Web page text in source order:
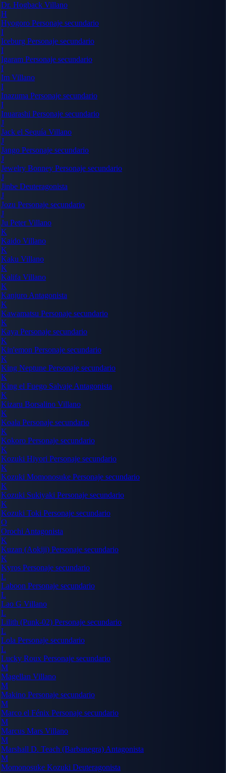
Dr. Hogback Villano
H
Hyogoro Personaje secundario
I
Iceburg Personaje secundario
I
Igaram Personaje secundario
I
Im Villano
I
Inazuma Personaje secundario
I
Inuarashi Personaje secundario
J
Jack el Sequía Villano
J
Jango Personaje secundario
J
Jewelry Bonney Personaje secundario
J
Jinbe Deuteragonista
J
Jozu Personaje secundario
J
Ju PeterVillano
K
Kaido Villano
K
Kaku Villano
K
Kalifa Villano
K
Kanjuro Antagonista
K
Kawamatsu Personaje secundario
K
Kaya Personaje secundario
K
Kin'emon Personaje secundario
K
King Neptune Personaje secundario
K
King el Fuego Salvaje Antagonista
K
Kizaru Borsalino Villano
K
Koala Personaje secundario
K
Kokoro Personaje secundario
K
Kozuki Hiyori Personaje secundario
K
Kozuki Momonosuke Personaje secundario
K
Kozuki Sukiyaki Personaje secundario
K
Kozuki Toki Personaje secundario
O
Orochi Antagonista
K
Kuzan (Aokiji) Personaje secundario
K
Kyros Personaje secundario
L
Laboon Personaje secundario
L
Lao G Villano
L
Lilith (Punk-02) Personaje secundario
L
Lola Personaje secundario
L
Lucky Roux Personaje secundario
M
Magellan Villano
M
Makino Personaje secundario
M
Marco el Fénix Personaje secundario
M
Marcus Mars Villano
M
Marshall D. Teach (Barbanegra) Antagonista
M
Momonosuke Kozuki Deuteragonista